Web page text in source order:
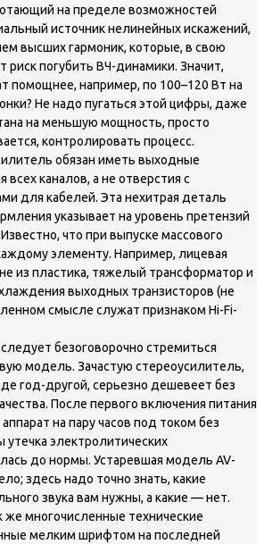
на пределе возможностей
источник нелинейных искажений,
высших гармоник, которые, в свою
риск погубить ВЧ-динамики. Значит,
помощнее, например, по 100–120 Вт на
Не надо пугаться этой цифры, даже
на меньшую мощность, просто
контролировать процесс.
обязан иметь выходные
каналов, а не отверстия с
для кабелей. Эта нехитрая деталь
указывает на уровень претензий
что при выпуске массового
элементу. Например, лицевая
из пластика, тяжелый трансформатор и
выходных транзисторов (не
смысле служат признаком Hi-Fi-
безоговорочно стремиться
модель. Зачастую стереоусилитель,
год-другой, серьезно дешевеет без
После первого включения питания
на пару часов под током без
утечка электролитических
до нормы. Устаревшая модель AV-
здесь надо точно знать, какие
звука вам нужны, а какие — нет.
же многочисленные технические
мелким шрифтом на последней